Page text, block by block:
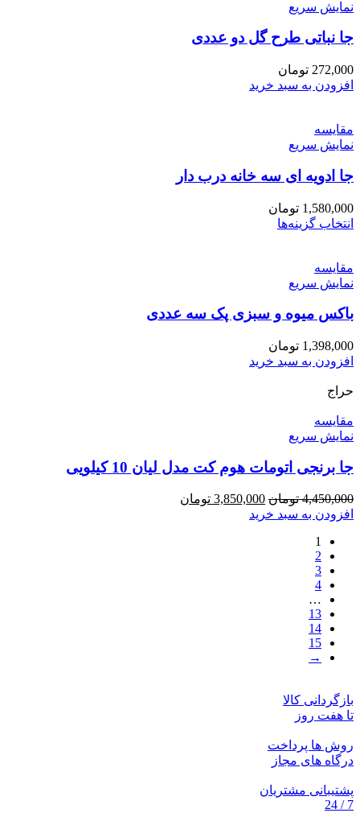
نمایش سریع
جا نباتی طرح گل دو عددی
272,000 تومان
افزودن به سبد خرید
مقايسه
نمایش سریع
جا ادویه‌ ای سه خانه درب‌ دار
1,580,000 تومان
انتخاب گزینه‌ها
باشد.
ها
ممکن
مقايسه
نمایش سریع
باکس میوه و سبزی پک سه عددی
1,398,000 تومان
افزودن به سبد خرید
حراج
مقايسه
نمایش سریع
جا برنجی اتومات هوم کت مدل لیان 10 کیلویی
4,450,000 تومان قیمت
اصلی
3,850,000 تومان
افزودن به سبد خرید
1
2
3
4
…
13
14
15
→
بازگردانی کالا
تا هفت روز
روش ها پرداخت
درگاه های مجاز
پشتیبانی مشتریان
7 / 24